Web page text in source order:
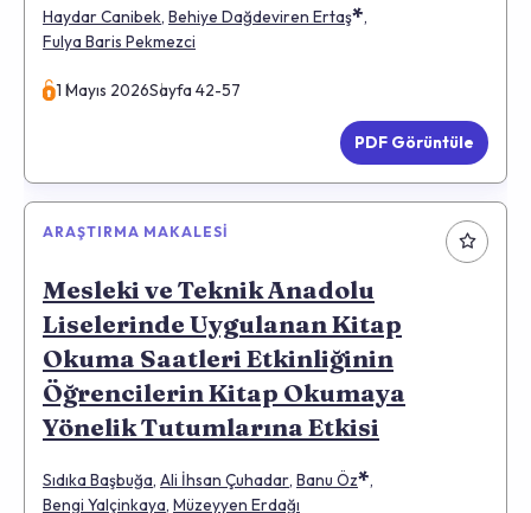
Haydar Canibek, Behiye Dağdeviren Ertaş*,
Fulya Baris Pekmezci
1 Mayıs 2026Sayfa 42-57
PDF Görüntüle
ARAŞTIRMA MAKALESI
Mesleki ve Teknik Anadolu
Liselerinde Uygulanan Kitap
Okuma Saatleri Etkinliğinin
Öğrencilerin Kitap Okumaya
Yönelik Tutumlarına Etkisi
Sıdıka Başbuğa, Ali İhsan Çuhadar, Banu Öz*,
Bengi Yalçinkaya, Müzeyyen Erdağı